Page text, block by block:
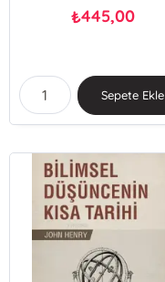
₺445,00
Sepete Ekle